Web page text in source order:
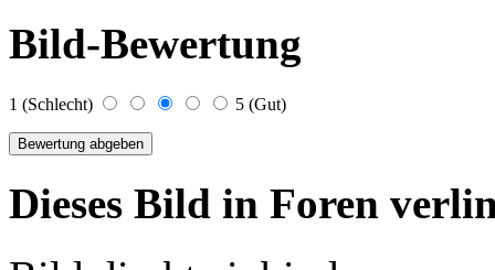
Bild-Bewertung
1 (Schlecht) 5 (Gut)
Dieses Bild in Foren